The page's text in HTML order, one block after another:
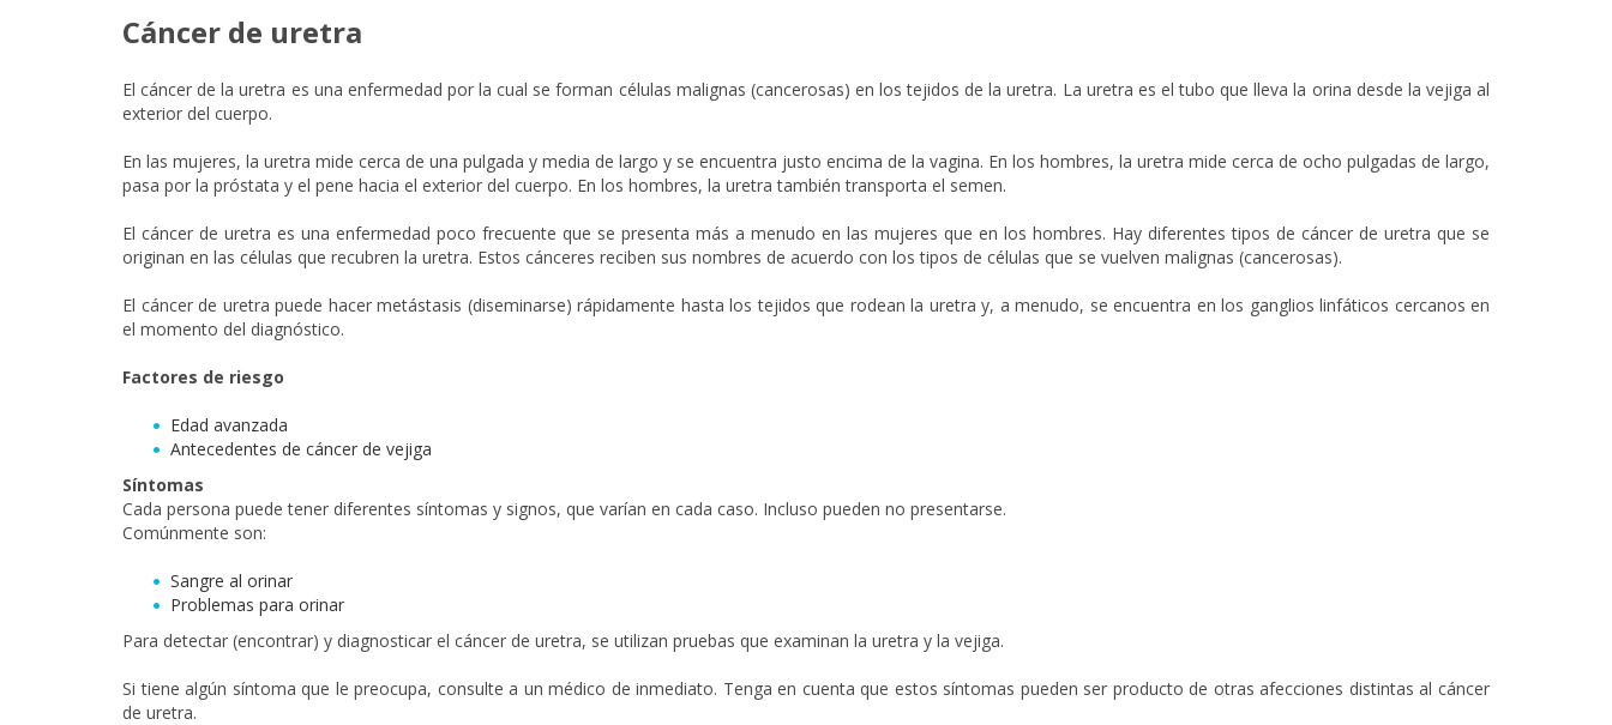
Cáncer de uretra
El cáncer de la uretra es una enfermedad por la cual se forman células malignas (cancerosas) en los tejidos de la uretra. La uretra es el tubo que lleva la orina desde la vejiga al
exterior del cuerpo.
En las mujeres, la uretra mide cerca de una pulgada y media de largo y se encuentra justo encima de la vagina. En los hombres, la uretra mide cerca de ocho pulgadas de largo,
pasa por la próstata y el pene hacia el exterior del cuerpo. En los hombres, la uretra también transporta el semen.
El cáncer de uretra es una enfermedad poco frecuente que se presenta más a menudo en las mujeres que en los hombres. Hay diferentes tipos de cáncer de uretra que se
originan en las células que recubren la uretra. Estos cánceres reciben sus nombres de acuerdo con los tipos de células que se vuelven malignas (cancerosas).
El cáncer de uretra puede hacer metástasis (diseminarse) rápidamente hasta los tejidos que rodean la uretra y, a menudo, se encuentra en los ganglios linfáticos cercanos en
el momento del diagnóstico.
Factores de riesgo
Edad avanzada
Antecedentes de cáncer de vejiga
Síntomas
Cada persona puede tener diferentes síntomas y signos, que varían en cada caso. Incluso pueden no presentarse.
Comúnmente son:
Sangre al orinar
Problemas para orinar
Para detectar (encontrar) y diagnosticar el cáncer de uretra, se utilizan pruebas que examinan la uretra y la vejiga.
Si tiene algún síntoma que le preocupa, consulte a un médico de inmediato. Tenga en cuenta que estos síntomas pueden ser producto de otras afecciones distintas al cáncer
de uretra.